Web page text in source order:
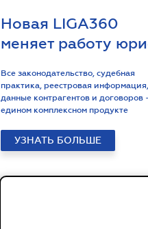
Новая LIGA360
меняет работу
Все законодательство, судебная
практика, реестровая информация,
данные контрагентов и договоров
едином комплексном продукте
УЗНАТЬ БОЛЬШЕ